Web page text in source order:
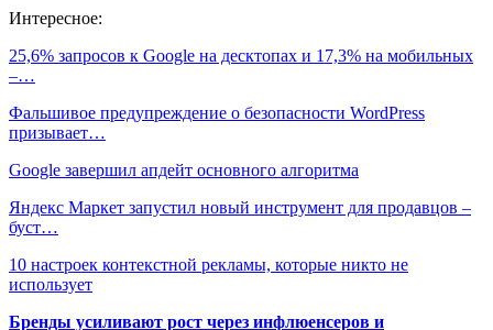
Интересное:
25,6% запросов к Google на десктопах и 17,3% на мобильных
–…
Фальшивое предупреждение о безопасности WordPress
призывает…
Google завершил апдейт основного алгоритма
Яндекс Маркет запустил новый инструмент для продавцов –
буст…
10 настроек контекстной рекламы, которые никто не
использует
Бренды усиливают рост через инфлюенсеров и